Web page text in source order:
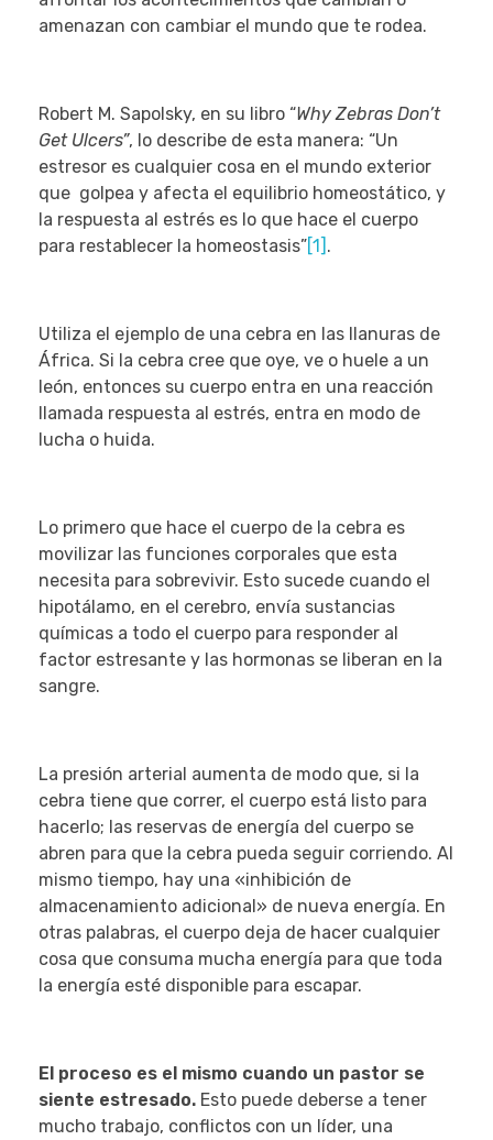
amenazan con cambiar el mundo que te rodea.
Robert M. Sapolsky, en su libro “Why Zebras Don’t
Get Ulcers”, lo describe de esta manera: “Un
estresor es cualquier cosa en el mundo exterior
que golpea y afecta el equilibrio homeostático, y
la respuesta al estrés es lo que hace el cuerpo
para restablecer la homeostasis”[1] .
Utiliza el ejemplo de una cebra en las llanuras de
África. Si la cebra cree que oye, ve o huele a un
león, entonces su cuerpo entra en una reacción
llamada respuesta al estrés, entra en modo de
lucha o huida.
Lo primero que hace el cuerpo de la cebra es
movilizar las funciones corporales que esta
necesita para sobrevivir. Esto sucede cuando el
hipotálamo, en el cerebro, envía sustancias
químicas a todo el cuerpo para responder al
factor estresante y las hormonas se liberan en la
sangre.
La presión arterial aumenta de modo que, si la
cebra tiene que correr, el cuerpo está listo para
hacerlo; las reservas de energía del cuerpo se
abren para que la cebra pueda seguir corriendo. Al
mismo tiempo, hay una «inhibición de
almacenamiento adicional» de nueva energía. En
otras palabras, el cuerpo deja de hacer cualquier
cosa que consuma mucha energía para que toda
la energía esté disponible para escapar.
El proceso es el mismo cuando un pastor se
siente estresado. Esto puede deberse a tener
mucho trabajo, conflictos con un líder, una